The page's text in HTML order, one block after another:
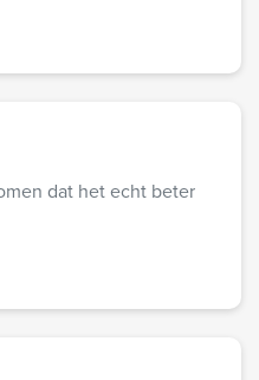
dat het echt beter